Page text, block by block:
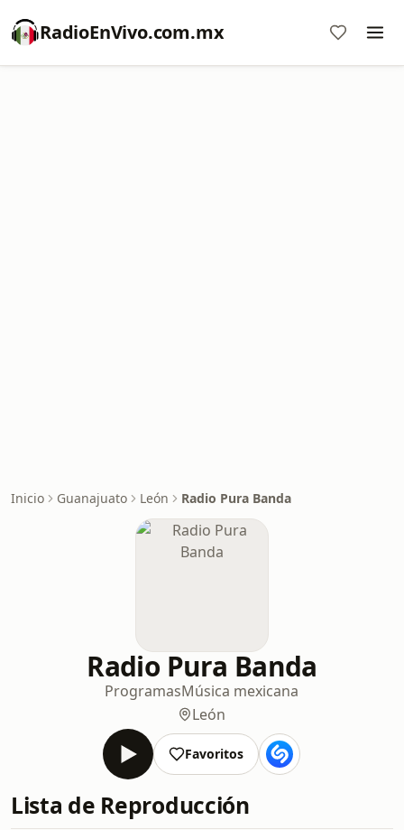
RadioEnVivo.com.mx
Inicio Guanajuato León Radio Pura Banda
Radio Pura Banda
ProgramasMúsica mexicana
León
Favoritos
Lista de Reproducción